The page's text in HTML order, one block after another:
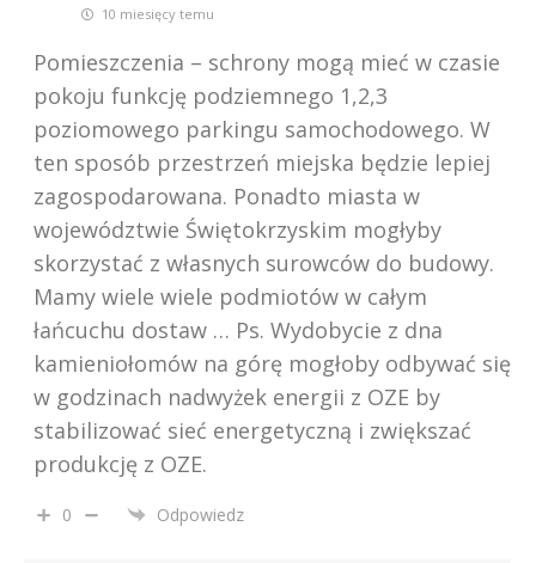
10 miesięcy temu
Pomieszczenia – schrony mogą mieć w czasie
pokoju funkcję podziemnego 1,2,3
poziomowego parkingu samochodowego. W
ten sposób przestrzeń miejska będzie lepiej
zagospodarowana. Ponadto miasta w
województwie Świętokrzyskim mogłyby
skorzystać z własnych surowców do budowy.
Mamy wiele wiele podmiotów w całym
łańcuchu dostaw … Ps. Wydobycie z dna
kamieniołomów na górę mogłoby odbywać się
w godzinach nadwyżek energii z OZE by
stabilizować sieć energetyczną i zwiększać
produkcję z OZE.
0 Odpowiedz